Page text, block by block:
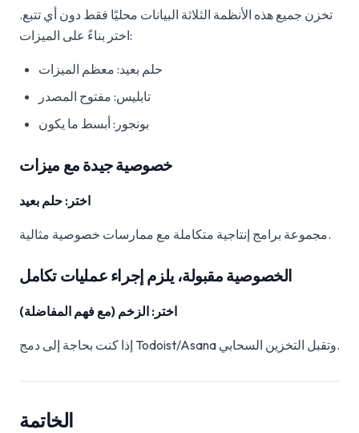
تخزن جميع هذه الأنظمة الثلاثة البيانات محليًا فقط دون أي تتبع.
اختر بناءً على الميزات:
حلم بعيد: معظم الميزات
تابليس: مفتوح المصدر
بونجور: أبسط ما يكون
خصوصية جيدة مع ميزات
اختر: حلم بعيد
مجموعة برامج إنتاجية متكاملة مع ممارسات خصوصية مثالية.
الخصوصية مقبولة، يلزم إجراء عمليات تكامل
اختر: الزخم (مع فهم المفاضلة)
إذا كنت بحاجة إلى دمج Todoist/Asana وتقبل التخزين السحابي.
الخاتمة